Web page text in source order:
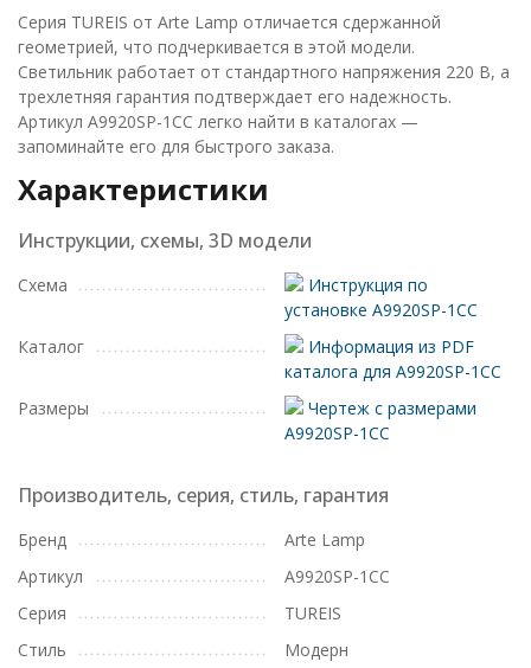
Серия TUREIS от Arte Lamp отличается сдержанной
геометрией, что подчеркивается в этой модели.
Светильник работает от стандартного напряжения 220 В, а
трехлетняя гарантия подтверждает его надежность.
Артикул A9920SP-1CC легко найти в каталогах —
запоминайте его для быстрого заказа.
Характеристики
Инструкции, схемы, 3D модели
Схема
Инструкция по
установке A9920SP-1CC
Каталог
Информация из PDF
каталога для A9920SP-1CC
Размеры
Чертеж с размерами
A9920SP-1CC
Производитель, серия, стиль, гарантия
Бренд
Arte Lamp
Артикул
A9920SP-1CC
Серия
TUREIS
Стиль
Модерн